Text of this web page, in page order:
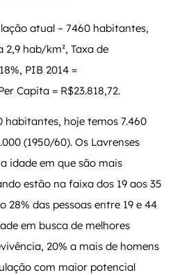
atual – 7460 habitantes,
hab/km², Taxa de
PIB 2014 =
Capita = R$23.818,72.
habitantes, hoje temos 7.460
(1950/60). Os Lavrenses
idade em que são mais
estão na faixa dos 19 aos 35
28% das pessoas entre 19 e 44
em busca de melhores
20% a mais de homens
com maior potencial